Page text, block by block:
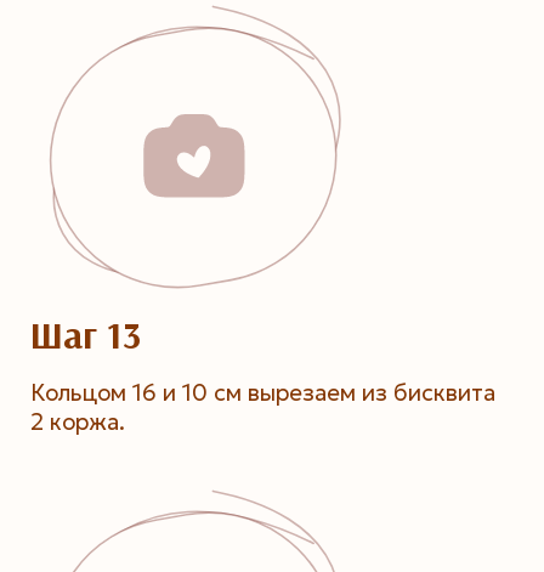
Шаг 13
Кольцом 16 и 10 см вырезаем из бисквита
2 коржа.